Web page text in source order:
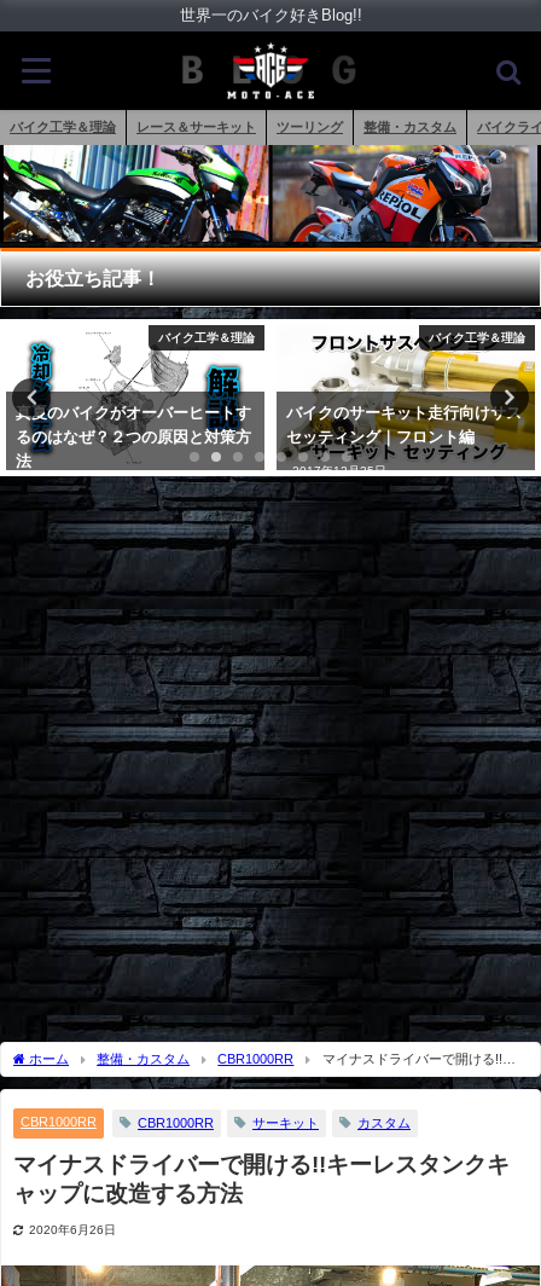
世界一のバイク好きBlog!!
バイク工学＆理論 レース＆サーキット ツーリング 整備・カスタム バイクラ
お役立ち記事！
バイク工学＆理論
バイクのサーキット走行向けサス
セッティング｜フロント編
2017年12月25日
バイク工学＆理論
MotoGPマシンに採用されている
シームレストランスミッションと
は？
2018年5月25日
ホーム 整備・カスタム CBR1000RR
マイナスドライバーで開ける!!キ
ーレスタンクキャップに改造する方法
CBR1000RR CBR1000RR サーキット カスタム
マイナスドライバーで開ける!!キーレスタンクキ
ャップに改造する方法
2020年6月26日